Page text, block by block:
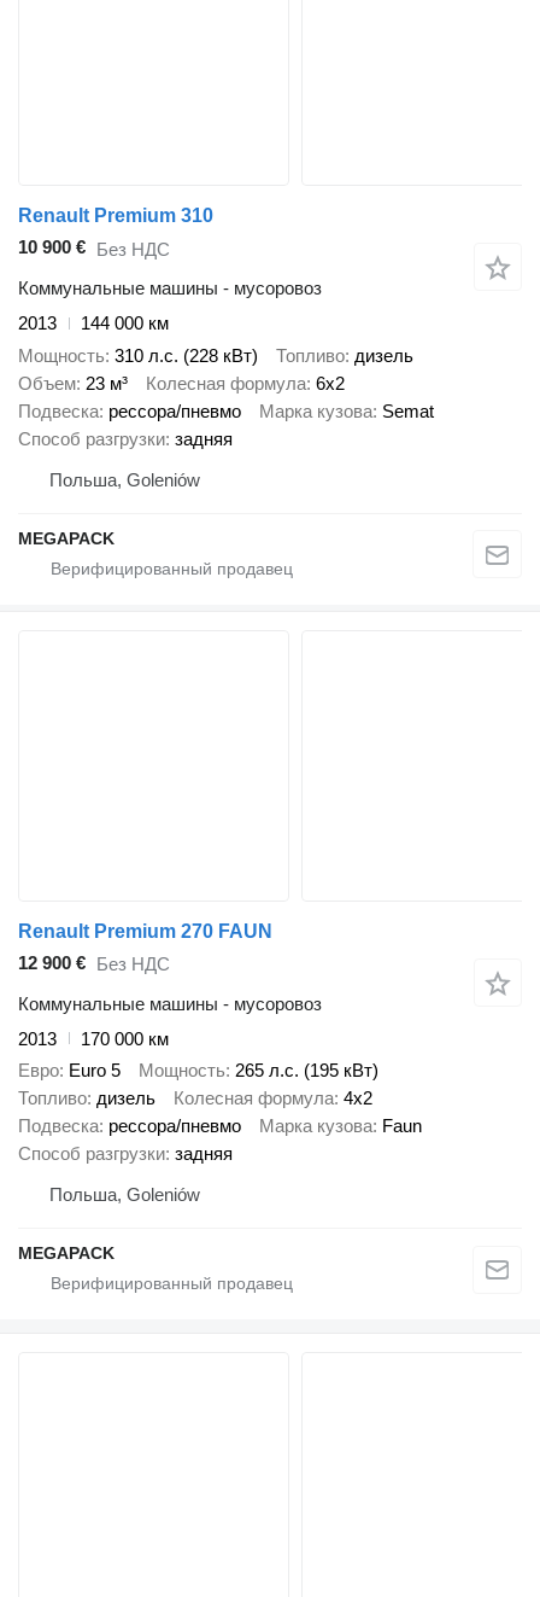
Renault Premium 310
10 900 € Без НДС
Коммунальные машины - мусоровоз
2013
144 000 км
Мощность 310 л.с. (228 кВт) Топливо дизель
Объем 23 м³ Колесная формула 6x2
Подвеска рессора/пневмо Марка кузова Semat
Способ разгрузки задняя
Польша, Goleniów
MEGAPACK
Renault Premium 270 FAUN
12 900 € Без НДС
Коммунальные машины - мусоровоз
2013
170 000 км
Евро Euro 5 Мощность 265 л.с. (195 кВт)
Топливо дизель Колесная формула 4x2
Подвеска рессора/пневмо Марка кузова Faun
Способ разгрузки задняя
Польша, Goleniów
MEGAPACK